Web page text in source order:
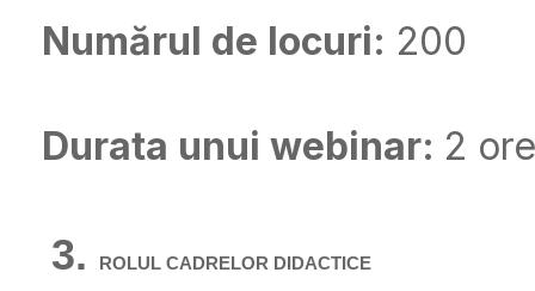
Numărul de locuri: 200
Durata unui webinar: 2 ore
ROLUL CADRELOR DIDACTICE